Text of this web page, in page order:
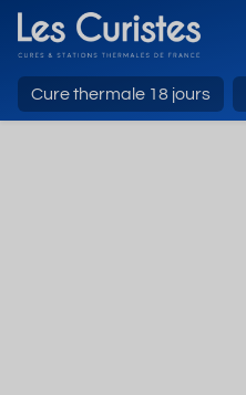
Cure thermale 18 jours